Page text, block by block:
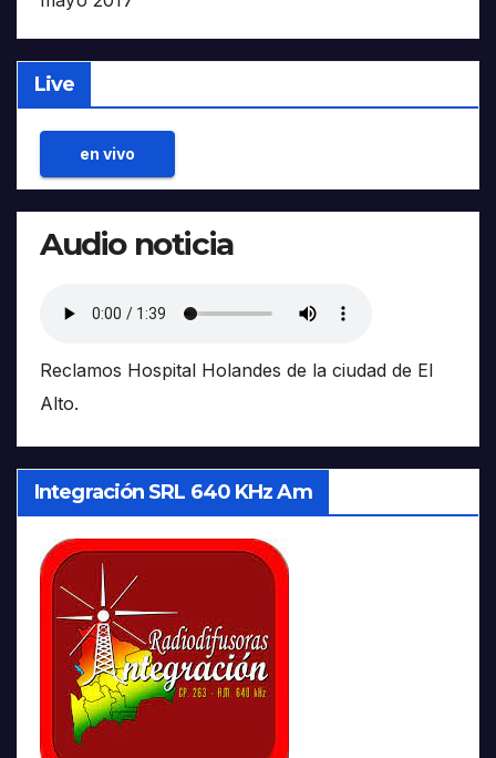
Live
en vivo
Audio noticia
Reclamos Hospital Holandes de la ciudad de El
Alto.
Integración SRL 640 KHz Am